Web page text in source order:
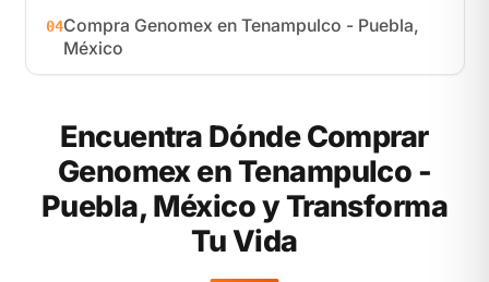
04Compra Genomex en Tenampulco - Puebla,
México
Encuentra Dónde Comprar
Genomex en Tenampulco -
Puebla, México y Transforma
Tu Vida